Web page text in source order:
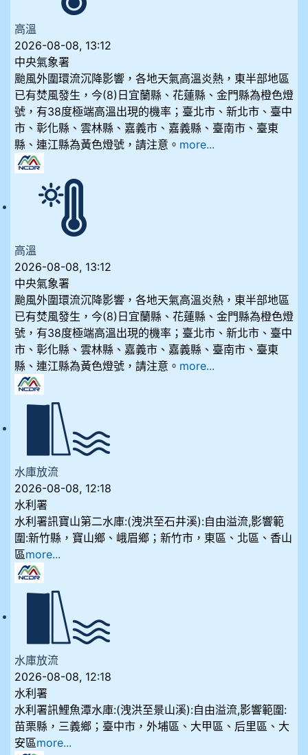
高溫
2026-08-08, 13:12
中央氣象署
颱風外圍環流沉降影響，各地天氣高溫炎熱，東半部地區
已有焚風發生，今(8)日宜蘭縣、花蓮縣、金門縣為橙色燈
號，有38度極端高溫出現的機率；臺北市、新北市、臺中
市、彰化縣、雲林縣、嘉義市、嘉義縣、臺南市、臺東
縣、連江縣為黃色燈號，請注意。 more...
高溫
2026-08-08, 13:12
中央氣象署
颱風外圍環流沉降影響，各地天氣高溫炎熱，東半部地區
已有焚風發生，今(8)日宜蘭縣、花蓮縣、金門縣為橙色燈
號，有38度極端高溫出現的機率；臺北市、新北市、臺中
市、彰化縣、雲林縣、嘉義市、嘉義縣、臺南市、臺東
縣、連江縣為黃色燈號，請注意。 more...
水庫放流
2026-08-08, 12:18
水利署
水利署訊寶山第二水庫:(洩洪至石井溪):自由溢流,影響範
圍:新竹縣，寶山鄉、峨眉鄉；新竹市，東區、北區、香山
區more...
水庫放流
2026-08-08, 12:18
水利署
水利署訊鯉魚潭水庫:(洩洪至景山溪):自由溢流,影響範圍:
苗栗縣，三義鄉；臺中市，外埔區、大甲區、后里區、大
安區more...